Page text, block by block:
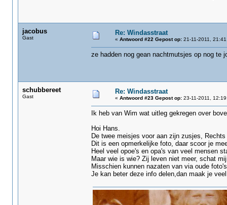
jacobus
Gast
Re: Windasstraat
« Antwoord #22 Gepost op: 21-11-2011,
ze hadden nog gean nachtmutsjes op nog te
schubbereet
Gast
Re: Windasstraat
« Antwoord #23 Gepost op: 23-11-2011,
Ik heb van Wim wat uitleg gekregen over
Hoi Hans.
De twee meisjes voor aan zijn zusjes,
Dit is een opmerkelijke foto, daar scoor je
Heel veel opoe's en opa's van veel mensen
Maar wie is wie? Zij leven niet meer, schat
Misschien kunnen nazaten van via oude
Je kan beter deze info delen,dan maak je